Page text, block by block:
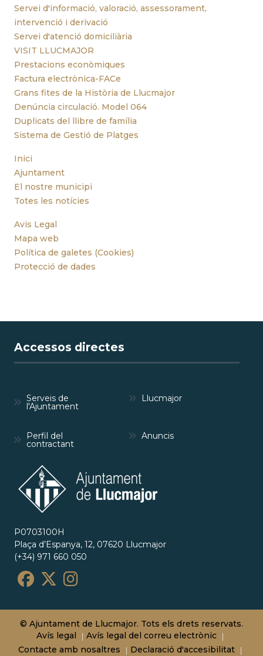
Servei d'informació, valoració, assessorament,
intervenció i derivació
Servei d'atenció domiciliària
VISIT LLUCMAJOR
Prestacions econòmiques
Factura electrònica-FACe
Grans fites de la Història de Llucmajor
Denúncia circulació. Model 064
Duplicats del llibre de família
Sistema de Gestió de Platges
Inici
Ajuntament
El nostre municipi
Totes les notícies
Avis Legal
Mapa web
Política de galetes (Cookies)
Protecció de dades
Accessos directes
Serveis de
l'Ajuntament
Llucmajor
Perfil del
contractant
Anuncis
P0703100H
Plaça d’Espanya, 12, 07620 Llucmajor
(+34) 971 660 050
© Ajuntament de Llucmajor. Tots els drets reservats.
Avís legal
Avís legal del correu electrònic
Contacte amb nosaltres
Declaració d'accesibilitat